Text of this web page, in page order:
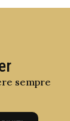
sempre